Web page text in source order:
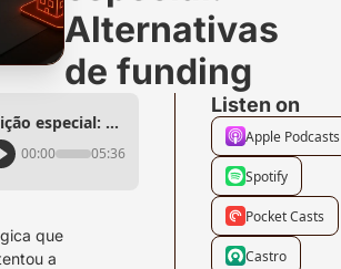
Alternativas
de funding
Edição especial: Alternativas de funding
00:00 05:36
que
a
Listen on
Apple Podcasts
Spotify
Pocket Casts
Castro